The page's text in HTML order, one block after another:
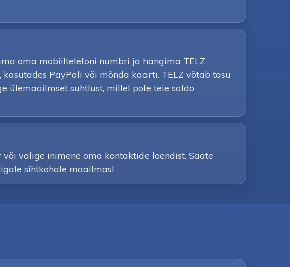
oma mobiiltelefoni numbri ja hangima TELZ
PayPali või mõnda kaarti. TELZ võtab tasu
ülemaailmset suhtlust, millel pole teie saldo
valige inimene oma kontaktide loendist. Saate
sihtkohale maailmas!